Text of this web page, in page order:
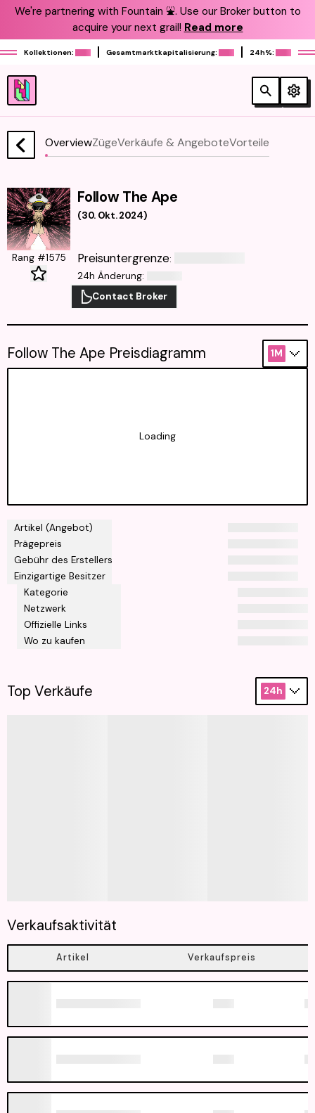
We're partnering with Fountain ⛲️. Use our Broker button to
acquire your next grail! Read more
Kollektionen: Gesamtmarktkapitalisierung: 24h%:
OverviewZügeVerkäufe & AngeboteVorteile
Follow The Ape
(30. Okt. 2024)
Rang #1575 Preisuntergrenze:
24h Änderung:
Contact Broker
Artikel (Angebot)
Prägepreis
Gebühr des Erstellers
Einzigartige Besitzer
Kategorie
Netzwerk
Offizielle Links
Wo zu kaufen
Follow The Ape Preisdiagramm 1M
Loading
Top Verkäufe 24h
Verkaufsaktivität
Artikel Verkaufspreis